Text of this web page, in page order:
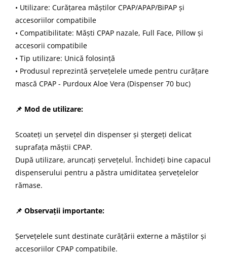
• Utilizare: Curățarea măștilor CPAP/APAP/BiPAP și
accesoriilor compatibile
• Compatibilitate: Măști CPAP nazale, Full Face, Pillow și
accesorii compatibile
• Tip utilizare: Unică folosință
• Produsul reprezintă șervețelele umede pentru curățare
mască CPAP - Purdoux Aloe Vera (Dispenser 70 buc)
📌 Mod de utilizare:
Scoateți un șervețel din dispenser și ștergeți delicat
suprafața măștii CPAP.
După utilizare, aruncați șervețelul. Închideți bine capacul
dispenserului pentru a păstra umiditatea șervețelelor
rămase.
📌 Observații importante:
Șervețelele sunt destinate curățării externe a măștilor și
accesoriilor CPAP compatibile.